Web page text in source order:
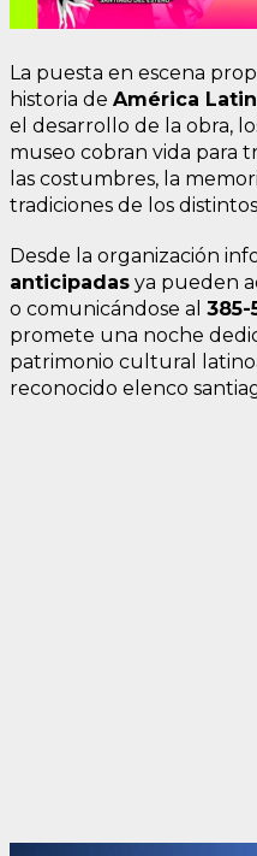
La puesta en escena
historia de América
el desarrollo de la obra,
museo cobran vida para
las costumbres, la
tradiciones de los
Desde la organización
anticipadas ya pueden
o comunicándose al 385-
promete una noche
patrimonio cultural
reconocido elenco